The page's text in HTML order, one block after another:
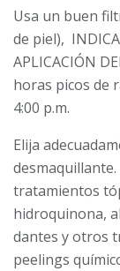
Usa un buen
de piel),
APLICACIÓN
horas picos de
4:00 p.m.
Elija
tratamientos
hidroquinona,
dantes y otros
peelings